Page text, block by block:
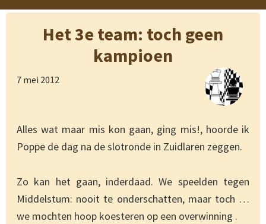
Het 3e team: toch geen
kampioen
7 mei 2012
Alles wat maar mis kon gaan, ging mis!, hoorde ik
Poppe de dag na de slotronde in Zuidlaren zeggen.
Zo kan het gaan, inderdaad. We speelden tegen
Middelstum: nooit te onderschatten, maar toch …
we mochten hoop koesteren op een overwinning .